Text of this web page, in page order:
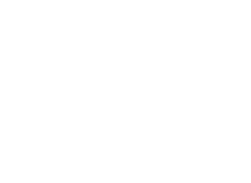
postýlka na vyžádání, částečný výhled na moře
moře, balkon nebo terasa
balkon nebo terasa
moře/bazén, balkon nebo terasa